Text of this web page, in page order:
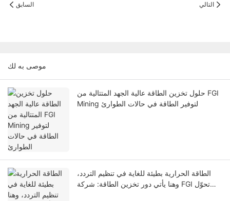
السابق التالي
موصى به لك
حلول تخزين الطاقة عالية الجهد المتتالية من FGI
Mining لتوفير الطاقة في حالات الطوارئ
الطاقة الحرارية بطيئة للغاية في تنظيم التردد،
وهنا يأتي دور تخزين الطاقة: شركة FGI تحوّل